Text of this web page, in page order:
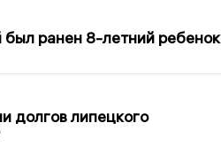
был ранен 8-летний ребенок
долгов липецкого